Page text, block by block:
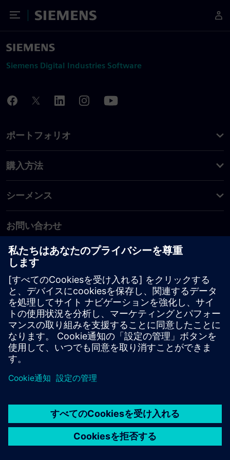
Toggle Menu
Siemens
Siemens Digital Industries Software
ポートフォリオ
購入方法
シーメンス
お問い合わせ
PLM製品のお問い合わせ
EDA製品のお問い合わせ
世界各地の事業拠点
サポート・センター
ご意見・ご要望
違法コピーの連絡先
© Siemens2026
タル・ミレニアム著作権法 (DMCA)
内部通報